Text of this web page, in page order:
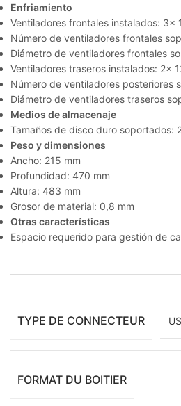
Enfriamiento
Ventiladores frontales instalados: 3x
Número de ventiladores frontales
Diámetro de ventiladores frontales
Ventiladores traseros instalados: 2x
Número de ventiladores posteriores
Diámetro de ventiladores traseros
Medios de almacenaje
Tamaños de disco duro soportados:
Peso y dimensiones
Ancho: 215 mm
Profundidad: 470 mm
Altura: 483 mm
Grosor de material: 0,8 mm
Otras características
Espacio requerido para gestión de
TYPE DE CONNECTEUR
FORMAT DU BOITIER